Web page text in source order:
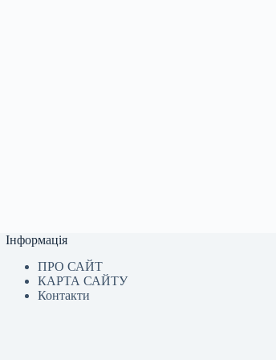
Інформація
ПРО САЙТ
КАРТА САЙТУ
Контакти